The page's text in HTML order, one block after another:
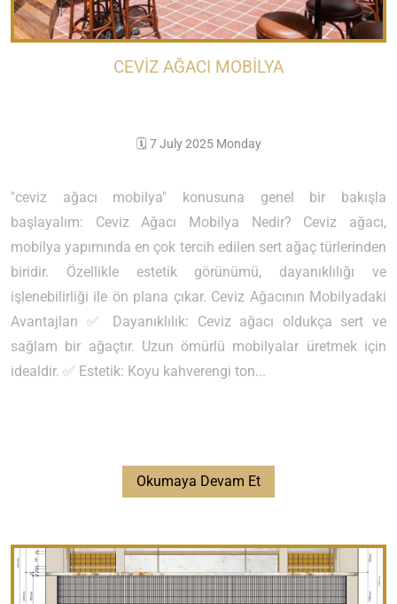
CEVIZ AĞACI MOBILYA
🗓️ 7 July 2025 Monday
"ceviz ağacı mobilya" konusuna genel bir bakışla
başlayalım: Ceviz Ağacı Mobilya Nedir? Ceviz ağacı,
mobilya yapımında en çok tercih edilen sert ağaç türlerinden
biridir. Özellikle estetik görünümü, dayanıklılığı ve
işlenebilirliği ile ön plana çıkar. Ceviz Ağacının Mobilyadaki
Avantajları ✅ Dayanıklılık: Ceviz ağacı oldukça sert ve
sağlam bir ağaçtır. Uzun ömürlü mobilyalar üretmek için
idealdir. ✅ Estetik: Koyu kahverengi ton...
Okumaya Devam Et